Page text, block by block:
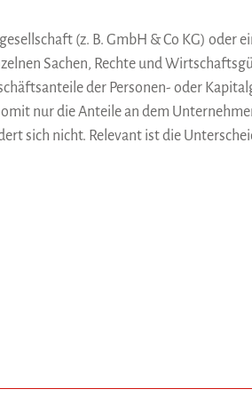
(z. B. GmbH & Co KG) oder
Sachen, Rechte und
der Personen- oder
nur die Anteile an dem
sich nicht. Relevant ist die